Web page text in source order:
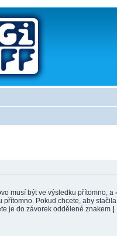
musí být ve výsledku přítomno, a -
Pokud chcete, aby stačila
je do závorek oddělené znakem |